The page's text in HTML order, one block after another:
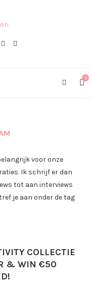
0
voor onze
Ik schrijf er dan
tot aan interviews
je aan onder de tag
COLLECTIE
& WIN €50